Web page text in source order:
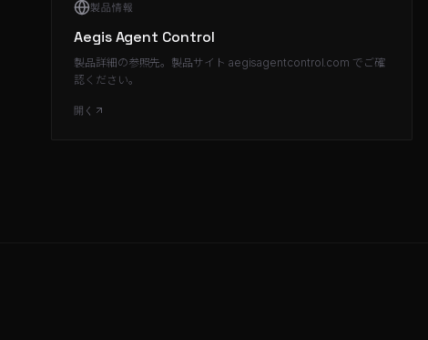
製品情報
Aegis Agent Control
製品詳細の参照先。製品サイト aegisagentcontrol.com でご確
認ください。
開く